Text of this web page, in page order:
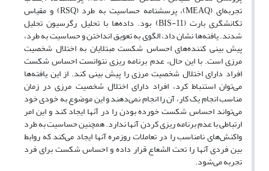
تجربه‌ای (MEAQ)، پرسشنامه حساسیت به طرد (RSQ) و مقیاس
تکانشگری بارت (BIS-11) بود. داده‌ها با تحلیل رگرسیون تحلیل
شدند. یافته‌ها نشان داد، الگوی به تعویق انداختن و حساسیت به طرد،
پیش بینی کننده‌های احساس شکست مبتلایان به اختلال شخصیت
مرزی است. با این حال، عدم برنامه ریزی نتوانست احساس شکست
افراد دارای اختلال شخصیت مرزی را پیش بینی کند. از این یافته‌ها
می‌توان استنباط کرد، افراد دارای اختلال شخصیت مرزی در زمان
مناسب انجام یک کار، آن را انجام نمی‌دهند و این موضوع به خودی خود
می‌تواند احساس شکست خورده بودن را در آنها ایجاد کند و این امر
ارتباطی با عدم برنامه ریزی کردن آنها ندارد. همچنین حساسیت به طرد
واکنش‌های نامناسب را در تعاملات روزمره آنها ایجاد می‌کند که روابط
بین فردی آنها را تحت الشعاع قرار داده و احساس شکست برای فرد
تجربه می‌شود.